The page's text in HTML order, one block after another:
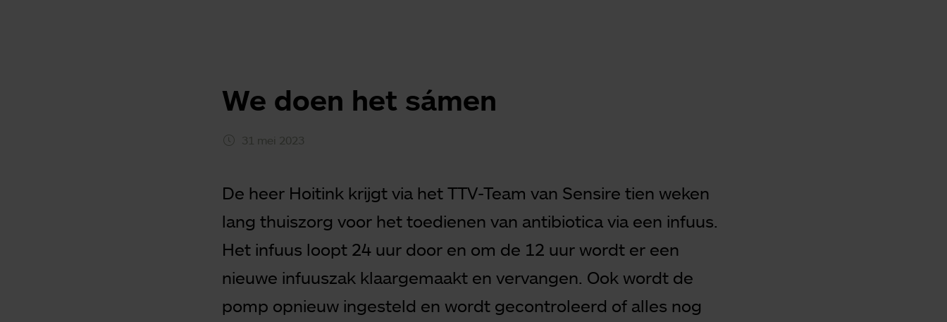
We doen het sámen
31 mei 2023
De heer Hoitink krijgt via het TTV-Team van Sensire tien weken
lang thuiszorg voor het toedienen van antibiotica via een infuus.
Het infuus loopt 24 uur door en om de 12 uur wordt er een
nieuwe infuuszak klaargemaakt en vervangen. Ook wordt de
pomp opnieuw ingesteld en wordt gecontroleerd of alles nog